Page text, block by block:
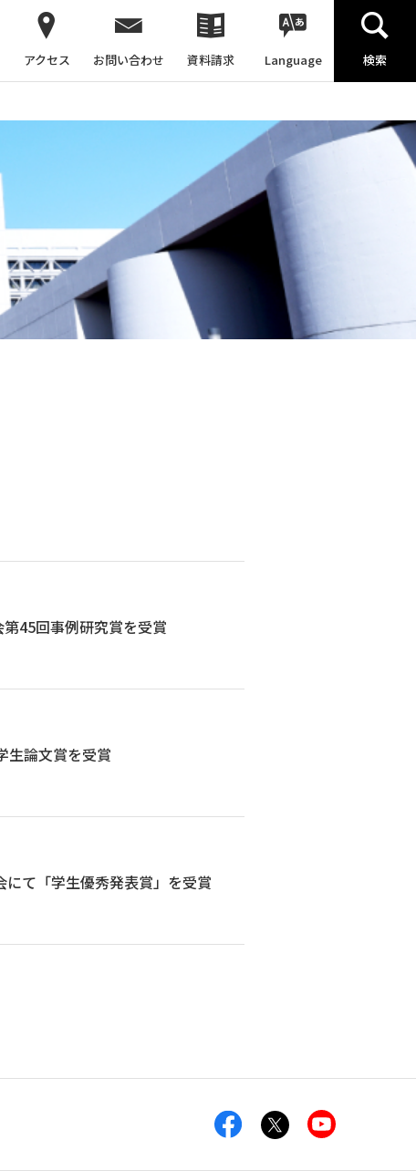
アクセス お問い合わせ 資料請求 Language 検索
45回事例研究賞を受賞
生論文賞を受賞
て「学生優秀発表賞」を受賞